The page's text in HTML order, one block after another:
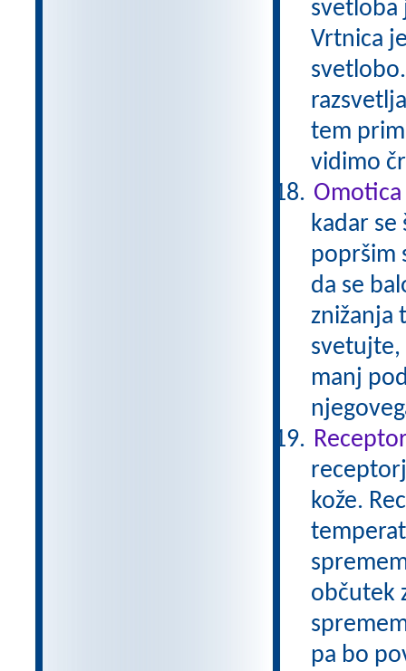
svetloba
Vrtnica
tem
vidimo
kadar se
popršim
da se
znižanja
svetujte,
manj
kože.
občutek
pa bo